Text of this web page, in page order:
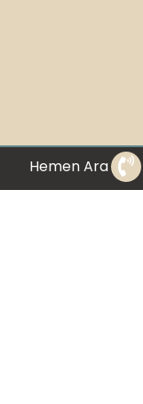
Hemen Ara